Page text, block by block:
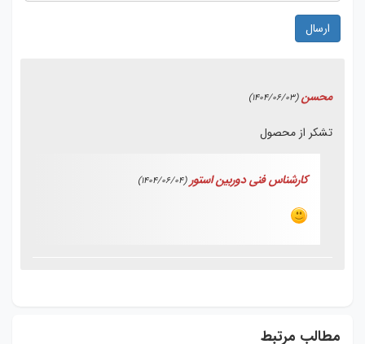
ارسال
محسن (1404/06/03)
تشکر از محصول
کارشناس فنی دوربین استور (1404/06/04)
مطالب مرتبط